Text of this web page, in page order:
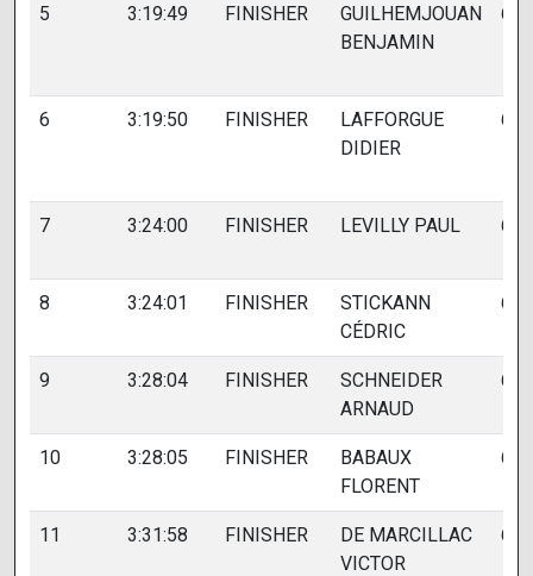
5 3:19:49 FINISHER
GUILHEMJOUAN
BENJAMIN
629
6 3:19:50 FINISHER
LAFFORGUE
DIDIER
628
7 3:24:00 FINISHER LEVILLY PAUL 645
8 3:24:01 FINISHER
STICKANN
CÉDRIC
644
9 3:28:04 FINISHER
SCHNEIDER
ARNAUD
639
10 3:28:05 FINISHER
BABAUX
FLORENT
638
11 3:31:58 FINISHER
DE MARCILLAC
VICTOR
642